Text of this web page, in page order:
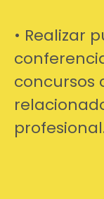
• Realizar
concursos